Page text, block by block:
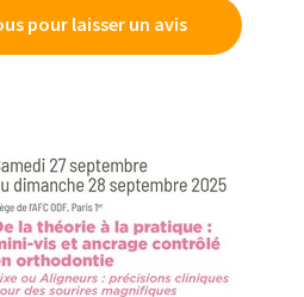
pour laisser un avis